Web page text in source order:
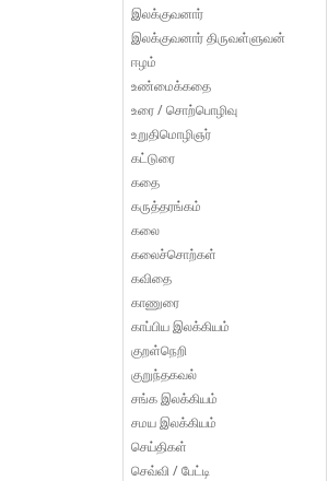
இலக்குவனார்
இலக்குவனார் திருவள்ளுவன்
ஈழம்
உண்மைக்கதை
உரை / சொற்பொழிவு
உறுதிமொழிஞர்
கட்டுரை
கதை
கருத்தரங்கம்
கலை
கலைச்சொற்கள்
கவிதை
காணுரை
காப்பிய இலக்கியம்
குறள்நெறி
குறுந்தகவல்
சங்க இலக்கியம்
சமய இலக்கியம்
செய்திகள்
செவ்வி / பேட்டி